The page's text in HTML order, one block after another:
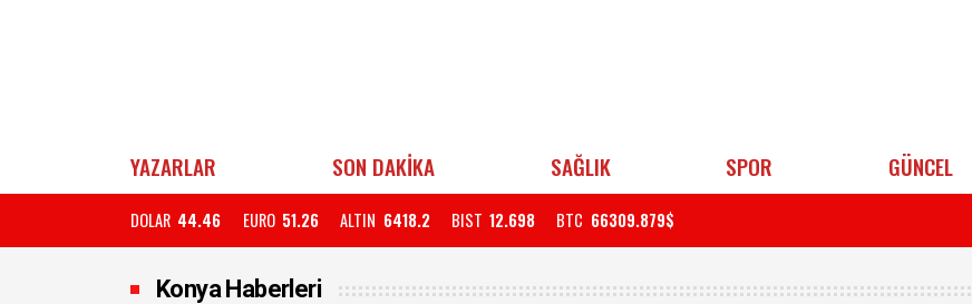
YAZARLAR SON DAKİKA SAĞLIK SPOR GÜNCEL
DOLAR 44.46 EURO 51.26 ALTIN 6418.2 BIST 12.698 BTC 66309.879$
Konya Haberleri